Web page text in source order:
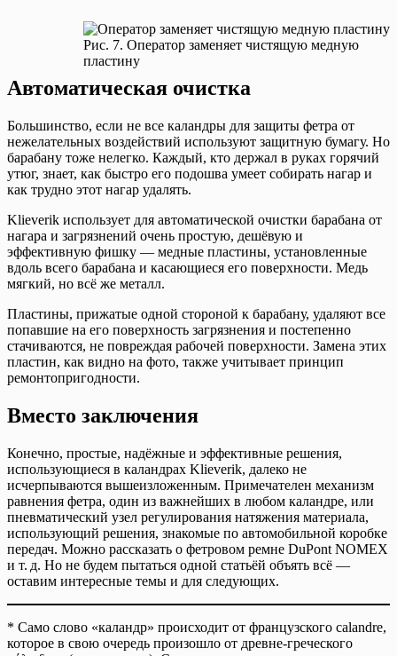
Рис. 7. Оператор заменяет чистящую медную
пластину
Автоматическая очистка
Большинство, если не все каландры для защиты фетра от
нежелательных воздействий используют защитную бумагу. Но
барабану тоже нелегко. Каждый, кто держал в руках горячий
утюг, знает, как быстро его подошва умеет собирать нагар и
как трудно этот нагар удалять.
Klieverik использует для автоматической очистки барабана от
нагара и загрязнений очень простую, дешёвую и
эффективную фишку — медные пластины, установленные
вдоль всего барабана и касающиеся его поверхности. Медь
мягкий, но всё же металл.
Пластины, прижатые одной стороной к барабану, удаляют все
попавшие на его поверхность загрязнения и постепенно
стачиваются, не повреждая рабочей поверхности. Замена этих
пластин, как видно на фото, также учитывает принцип
ремонтопригодности.
Вместо заключения
Конечно, простые, надёжные и эффективные решения,
использующиеся в каландрах Klieverik, далеко не
исчерпываются вышеизложенным. Примечателен механизм
равнения фетра, один из важнейших в любом каландре, или
пневматический узел регулирования натяжения материала,
использующий решения, знакомые по автомобильной коробке
передач. Можно рассказать о фетровом ремне DuPont NOMEX
и т. д. Но не будем пытаться одной статьёй объять всё —
оставим интересные темы и для следующих.
* Само слово «каландр» происходит от французского calandre,
которое в свою очередь произошло от древне-греческого